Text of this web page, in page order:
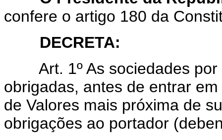
confere o artigo 180 da
DECRETA:
Art. 1º As sociedades por
obrigadas, antes de entrar
de Valores mais próxima de
obrigações ao portador